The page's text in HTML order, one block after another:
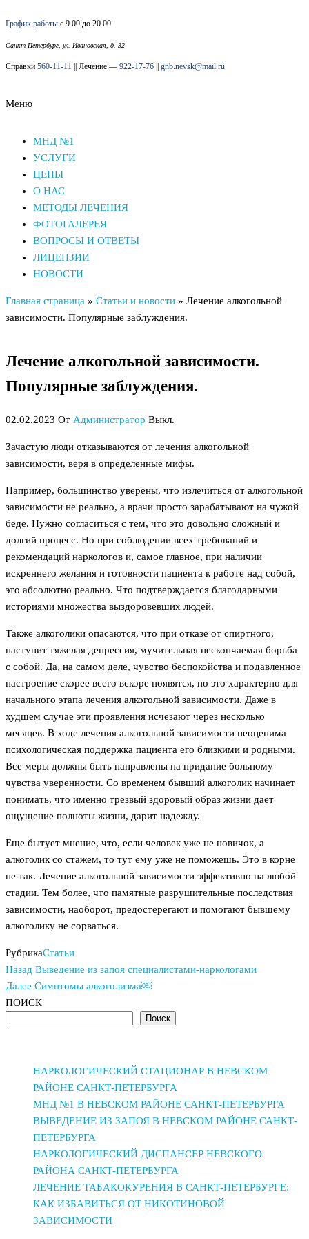
к
содержимому
График работы с 9.00 до 20.00
Санкт-Петербург, ул. Ивановская, д. 32
Справки 560-11-11 || Лечение — 922-17-76 gnb.nevsk@mail.ru
Меню
МНД №1
УСЛУГИ
ЦЕНЫ
О НАС
МЕТОДЫ ЛЕЧЕНИЯ
ФОТОГАЛЕРЕЯ
ВОПРОСЫ И ОТВЕТЫ
ЛИЦЕНЗИИ
НОВОСТИ
Главная страница » Статьи и новости » Лечение алкогольной
зависимости. Популярные заблуждения.
Лечение алкогольной зависимости.
Популярные заблуждения.
02.02.2023 От Администратор Выкл.
Зачастую люди отказываются от лечения алкогольной
зависимости, веря в определенные мифы.
Например, большинство уверены, что излечиться от алкогольной
зависимости не реально, а врачи просто зарабатывают на чужой
беде. Нужно согласиться с тем, что это довольно сложный и
долгий процесс. Но при соблюдении всех требований и
рекомендаций наркологов и, самое главное, при наличии
искреннего желания и готовности пациента к работе над собой,
это абсолютно реально. Что подтверждается благодарными
историями множества выздоровевших людей.
Также алкоголики опасаются, что при отказе от спиртного,
наступит тяжелая депрессия, мучительная нескончаемая борьба
с собой. Да, на самом деле, чувство беспокойства и подавленное
настроение скорее всего вскоре появятся, но это характерно для
начального этапа лечения алкогольной зависимости. Даже в
худшем случае эти проявления исчезают через несколько
месяцев. В ходе лечения алкогольной зависимости неоценима
психологическая поддержка пациента его близкими и родными.
Все меры должны быть направлены на придание больному
чувства уверенности. Со временем бывший алкоголик начинает
понимать, что именно трезвый здоровый образ жизни дает
ощущение полноты жизни, дарит надежду.
Еще бытует мнение, что, если человек уже не новичок, а
алкоголик со стажем, то тут ему уже не поможешь. Это в корне
не так. Лечение алкогольной зависимости эффективно на любой
стадии. Тем более, что памятные разрушительные последствия
зависимости, наоборот, предостерегают и помогают бывшему
алкоголику не сорваться.
РубрикаСтатьи
Навигация
по
записям
Предыдущая
запись
Назад Выведение из запоя специалистами-наркологами
Следующая
запись
Далее Симптомы алкоголизма￼
ПОИСК
Поиск
НАРКОЛОГИЧЕСКИЙ СТАЦИОНАР В НЕВСКОМ
РАЙОНЕ САНКТ-ПЕТЕРБУРГА
МНД №1 В НЕВСКОМ РАЙОНЕ САНКТ-ПЕТЕРБУРГА
ВЫВЕДЕНИЕ ИЗ ЗАПОЯ В НЕВСКОМ РАЙОНЕ САНКТ-
ПЕТЕРБУРГА
НАРКОЛОГИЧЕСКИЙ ДИСПАНСЕР НЕВСКОГО
РАЙОНА САНКТ-ПЕТЕРБУРГА
ЛЕЧЕНИЕ ТАБАКОКУРЕНИЯ В САНКТ-ПЕТЕРБУРГЕ:
КАК ИЗБАВИТЬСЯ ОТ НИКОТИНОВОЙ
ЗАВИСИМОСТИ